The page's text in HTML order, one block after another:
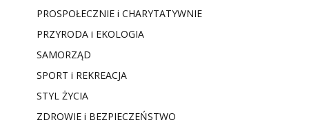
PROSPOŁECZNIE i CHARYTATYWNIE
PRZYRODA i EKOLOGIA
SAMORZĄD
SPORT i REKREACJA
STYL ŻYCIA
ZDROWIE i BEZPIECZEŃSTWO